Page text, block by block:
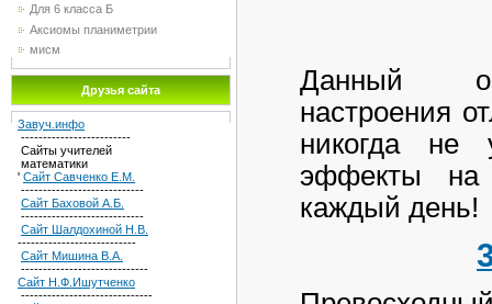
Для 6 класса Б
Аксиомы планиметрии
мисм
Друзья сайта
Завуч.инфо
-------------------------
Сайты учителей
математики
' Сайт Савченко Е.М.
----------------------------
Сайт Баховой А.Б.
----------------------------
Сайт Шалдохиной Н.В.
---------------------------
Сайт Мишина В.А.
-----------------------------
Сайт Н.Ф.Ишутченко
------------------------------
Данный
настроения
никогда не
эффекты на
каждый день!